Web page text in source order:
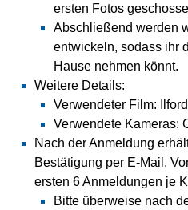
ersten Fotos
Abschließend werden
entwickeln, sodass ihr
Hause nehmen könnt.
Weitere Details:
Verwendeter Film:
Verwendete Kameras:
Nach der Anmeldung
Bestätigung per E-Mail.
ersten 6 Anmeldungen je
Bitte überweise nach